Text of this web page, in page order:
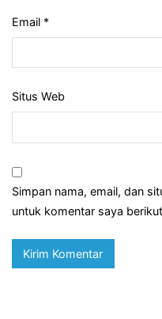
Email *
Situs Web
Simpan nama, email, dan
untuk komentar saya